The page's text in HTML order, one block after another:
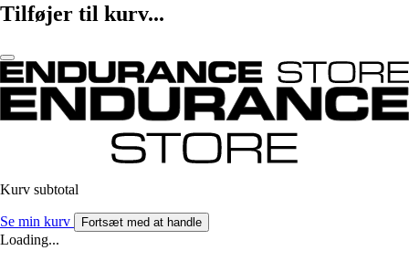
Tilføjer til kurv...
Kurv subtotal
Se min kurv Fortsæt med at handle
Loading...